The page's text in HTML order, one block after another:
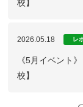
校】
2026.05.18 レ
《5月イベント
校】